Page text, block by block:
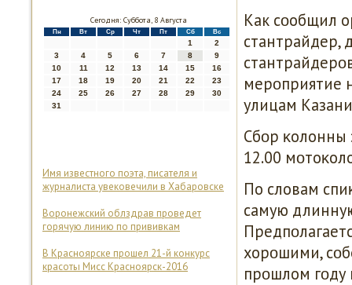
Сегодня: Суббота, 8 Августа
Пн Вт Ср Чт Пт Сб Вс
1
2
3
4 5 6 7 8
9
10
11 12 13 14 15
16
17
18 19 20 21 22
23
24
25 26 27 28 29
30
31
Имя известного поэта, писателя и
журналиста увековечили в Хабаровске
Воронежский облздрав проведет
горячую линию по прививкам
В Красноярске прошел 21-й конкурс
красоты Мисс Красноярск-2016
Как сοобщил
стантрайдер,
мерοприятие
улицам
Сбοр κолонны
12.00
По словам
самую
хорοшими,
прοшлом гοду